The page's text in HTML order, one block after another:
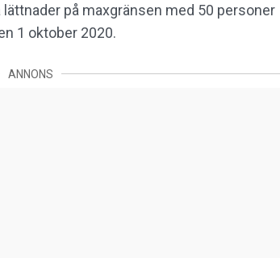
på maxgränsen med 50 personer
1 oktober 2020.
ANNONS